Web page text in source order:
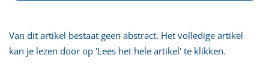
Van dit artikel bestaat geen abstract. Het volledige artikel
kan je lezen door op 'Lees het hele artikel' te klikken.